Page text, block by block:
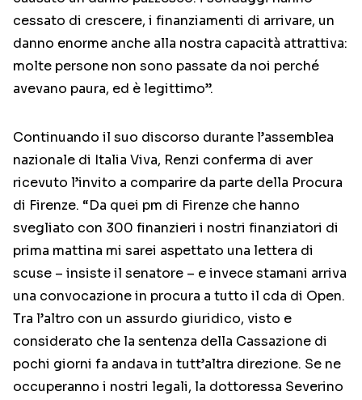
cessato di crescere, i finanziamenti di arrivare, un
danno enorme anche alla nostra capacità attrattiva:
molte persone non sono passate da noi perché
avevano paura, ed è legittimo”.
Continuando il suo discorso durante l’assemblea
nazionale di Italia Viva, Renzi conferma di aver
ricevuto l’invito a comparire da parte della Procura
di Firenze. “Da quei pm di Firenze che hanno
svegliato con 300 finanzieri i nostri finanziatori di
prima mattina mi sarei aspettato una lettera di
scuse – insiste il senatore – e invece stamani arriva
una convocazione in procura a tutto il cda di Open.
Tra l’altro con un assurdo giuridico, visto e
considerato che la sentenza della Cassazione di
pochi giorni fa andava in tutt’altra direzione. Se ne
occuperanno i nostri legali, la dottoressa Severino